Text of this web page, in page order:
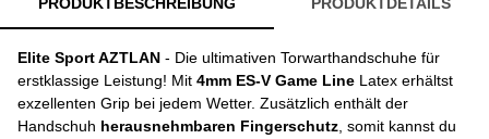
Elite Sport AZTLAN - Die ultimativen Torwarthandschuhe für
erstklassige Leistung! Mit 4mm ES-V Game Line Latex erhältst
exzellenten Grip bei jedem Wetter. Zusätzlich enthält der
Handschuh herausnehmbaren Fingerschutz , somit kannst du